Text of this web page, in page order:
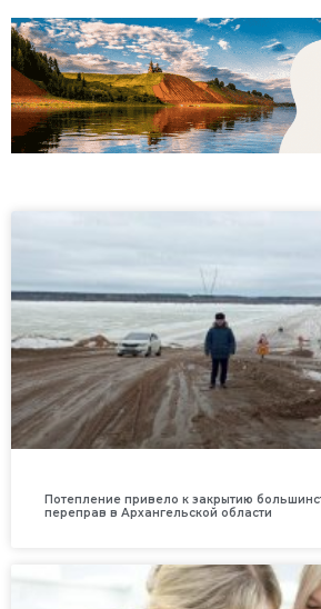
Потепление привело к закрытию
переправ в Архангельской области